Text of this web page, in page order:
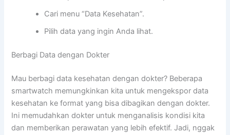
Cari menu “Data Kesehatan”.
Pilih data yang ingin Anda lihat.
Berbagi Data dengan Dokter
Mau berbagi data kesehatan dengan dokter? Beberapa
smartwatch memungkinkan kita untuk mengekspor data
kesehatan ke format yang bisa dibagikan dengan dokter.
Ini memudahkan dokter untuk menganalisis kondisi kita
dan memberikan perawatan yang lebih efektif. Jadi, nggak